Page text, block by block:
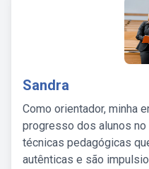
Sandra
Como orientador, minha
progresso dos alunos
técnicas pedagógicas
autênticas e são